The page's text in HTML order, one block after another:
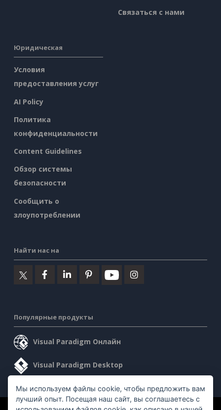
Связаться с нами
Юридическая
Условия
предоставления услуг
AI Policy
Политика
конфиденциальности
Content Guidelines
Обзор системы
безопасности
Сообщить о
злоупотреблении
Найти нас на
Популярные продукты
Visual Paradigm Онлайн
Visual Paradigm Desktop
Мы используем файлы cookie, чтобы предложить вам
лучший опыт. Посещая наш сайт, вы соглашаетесь с